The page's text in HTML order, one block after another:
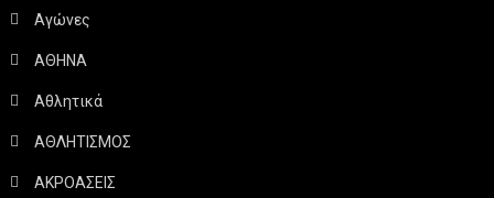
Αγώνες
ΑΘΗΝΑ
Αθλητικά
ΑΘΛΗΤΙΣΜΟΣ
ΑΚΡΟΑΣΕΙΣ